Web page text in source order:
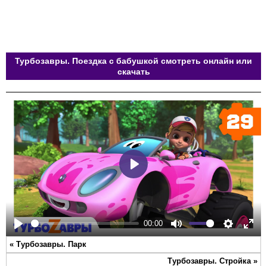
Турбозавры. Поездка с бабушкой смотреть онлайн или
скачать
Play
00:00
Mute Settings
Play
« Турбозавры. Парк
Турбозавры. Стройка »